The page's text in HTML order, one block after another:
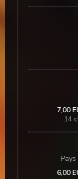
7,00
14
Pays
6,00